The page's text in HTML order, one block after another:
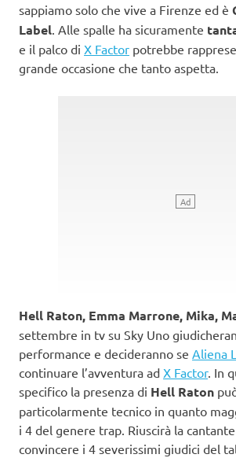
sappiamo solo che vive a Firenze ed è
Label . Alle spalle ha sicuramente
e il palco di X Factor potrebbe
grande occasione che tanto aspetta.
Hell Raton, Emma Marrone, Mika,
settembre in tv su Sky Uno
performance e decideranno se Aliena
continuare l’avventura ad X Factor. In
specifico la presenza di Hell Raton
particolarmente tecnico in quanto
i 4 del genere trap. Riuscirà la
convincere i 4 severissimi giudici del